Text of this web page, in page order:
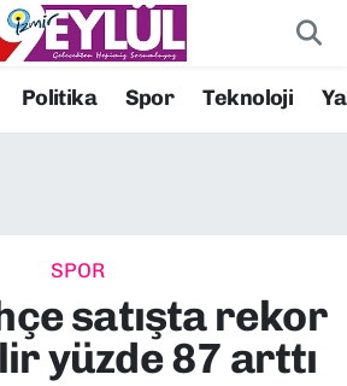
Politika Spor Teknoloji
SPOR
satışta rekor
yüzde 87 arttı
Eczaneler
Durumu ve Fikstür